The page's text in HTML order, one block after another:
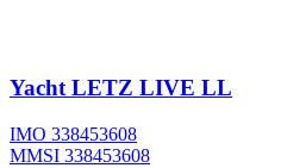
YachtLETZ LIVE LL
IMO 338453608
MMSI 338453608